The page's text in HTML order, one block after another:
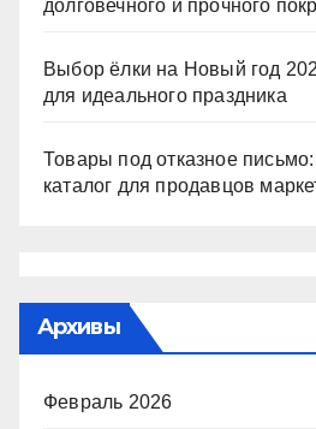
долговечного и прочного
Выбор ёлки на Новый год
для идеального праздника
Товары под отказное
каталог для продавцов
Архивы
Февраль 2026